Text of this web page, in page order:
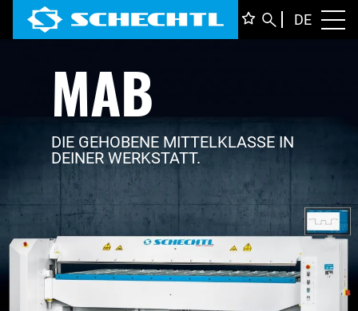
DE
MAB
DIE GEHOBENE MITTELKLASSE IN
DEINER WERKSTATT.